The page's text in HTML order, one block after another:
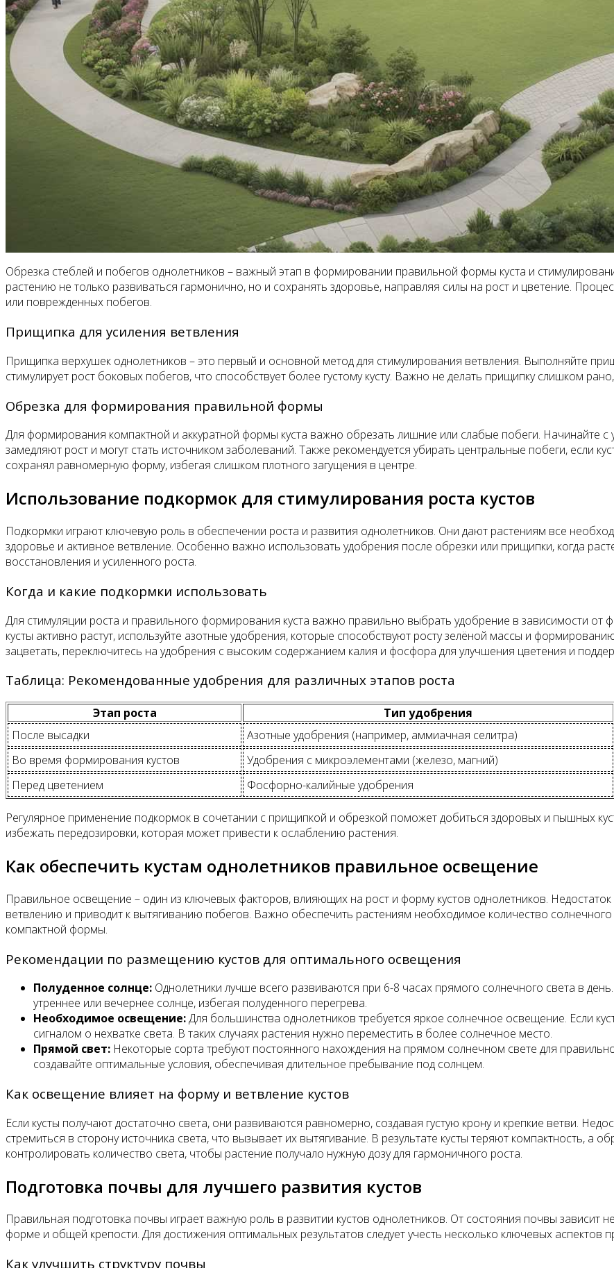
Обрезка стеблей и побегов однолетников – важный этап в формировании правильной формы куста и
растению не только развиваться гармонично, но и сохранять здоровье, направляя силы на рост и цветение.
или поврежденных побегов.
Прищипка для усиления ветвления
Прищипка верхушек однолетников – это первый и основной метод для стимулирования ветвления. Выполняйте
стимулирует рост боковых побегов, что способствует более густому кусту. Важно не делать прищипку слишком
Обрезка для формирования правильной формы
Для формирования компактной и аккуратной формы куста важно обрезать лишние или слабые побеги. Начинайте
замедляют рост и могут стать источником заболеваний. Также рекомендуется убирать центральные побеги, если
сохранял равномерную форму, избегая слишком плотного загущения в центре.
Использование подкормок для стимулирования роста кустов
Подкормки играют ключевую роль в обеспечении роста и развития однолетников. Они дают растениям все
здоровье и активное ветвление. Особенно важно использовать удобрения после обрезки или прищипки, когда
восстановления и усиленного роста.
Когда и какие подкормки использовать
Для стимуляции роста и правильного формирования куста важно правильно выбрать удобрение в зависимости от
кусты активно растут, используйте азотные удобрения, которые способствуют росту зелёной массы и
зацветать, переключитесь на удобрения с высоким содержанием калия и фосфора для улучшения цветения и
Таблица: Рекомендованные удобрения для различных этапов роста
Этап роста Тип удобрения
После высадки
Азотные удобрения (например, аммиачная селитра)
Во время формирования кустов
Удобрения с микроэлементами (железо, магний)
Перед цветением
Фосфорно-калийные удобрения
Регулярное применение подкормок в сочетании с прищипкой и обрезкой поможет добиться здоровых и пышных
избежать передозировки, которая может привести к ослаблению растения.
Как обеспечить кустам однолетников правильное освещение
Правильное освещение – один из ключевых факторов, влияющих на рост и форму кустов однолетников. Недостаток
ветвлению и приводит к вытягиванию побегов. Важно обеспечить растениям необходимое количество
компактной формы.
Рекомендации по размещению кустов для оптимального освещения
Полуденное солнце: Однолетники лучше всего развиваются при 6-8 часах прямого солнечного света в
утреннее или вечернее солнце, избегая полуденного перегрева.
Необходимое освещение:Для большинства однолетников требуется яркое солнечное освещение. Если
сигналом о нехватке света. В таких случаях растения нужно переместить в более солнечное место.
Прямой свет: Некоторые сорта требуют постоянного нахождения на прямом солнечном свете для
создавайте оптимальные условия, обеспечивая длительное пребывание под солнцем.
Как освещение влияет на форму и ветвление кустов
Если кусты получают достаточно света, они развиваются равномерно, создавая густую крону и крепкие ветви.
стремиться в сторону источника света, что вызывает их вытягивание. В результате кусты теряют компактность, а
контролировать количество света, чтобы растение получало нужную дозу для гармоничного роста.
Подготовка почвы для лучшего развития кустов
Правильная подготовка почвы играет важную роль в развитии кустов однолетников. От состояния почвы зависит
форме и общей крепости. Для достижения оптимальных результатов следует учесть несколько ключевых аспектов
Как улучшить структуру почвы